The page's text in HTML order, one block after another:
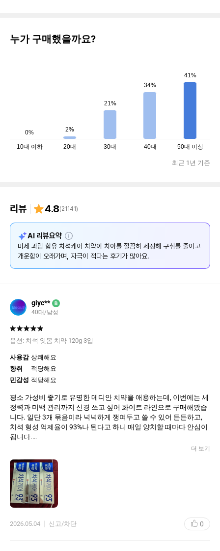
누가 구매했을까요?
0% 2%
21%
34%
41%
10대 이하 20대 30대 40대 50대 이상
최근 1년 기준
리뷰 4.8(21141)
AI 리뷰요약 설
명
미세 과립 함유 치석케어 치약이 치아를 깔끔히 세정해 구취를 줄이고
개운함이 오래가며, 자극이 적다는 후기가 많아요.
giyc** B
40대/남성
옵션: 치석 잇몸 치약 120g 3입
사용감 상쾌해요
향취
적당해요
민감성 적당해요
평소 가성비 좋기로 유명한 메디안 치약을 애용하는데, 이번에는 세
정력과 미백 관리까지 신경 쓰고 싶어 화이트 라인으로 구매해봤습
니다. 일단 3개 묶음이라 넉넉하게 쟁여두고 쓸 수 있어 든든하고,
치석 형성 억제율이 93%나 된다고 하니 매일 양치할 때마다 안심이
됩니다.
​실제로 사용해보니 특유의 미세한 스크럽 입자가 느껴져서 치아 표
상쾌한 민트향이라 양치 후 입안이 텁텁하지 않고 산뜻함이 오래 유
지됩니다. 화이트닝 제품은 꾸준함이 생명인데, 자극적이지 않아 데
일리로 부담 없이 쓰기 딱 좋네요. 깔끔한 세정력과 환한 미소를 동
시에 챙기고 싶은 분들께 가성비 아이템으로 추천합니다!
더 보기
2026.05.04 신고/차단 0